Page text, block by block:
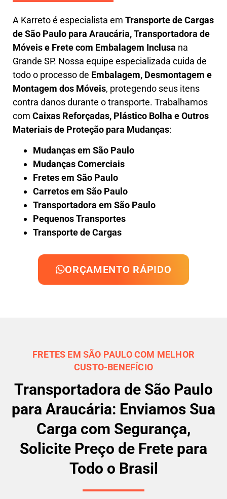
A Karretoé especialista em Transporte de Cargas
de São Paulo para Araucária,Transportadora de
Móveis e Frete com Embalagem Inclusa na
Grande SP. Nossa equipe especializada cuida de
todo o processo de Embalagem, Desmontagem e
Montagem dos Móveis, protegendo seus itens
contra danos durante o transporte. Trabalhamos
com Caixas Reforçadas, Plástico Bolha e Outros
Materiais de Proteção para Mudanças:
Mudanças em São Paulo
Mudanças Comerciais
Fretes em São Paulo
Carretos em São Paulo
Transportadora em São Paulo
Pequenos Transportes
Transporte de Cargas
ORÇAMENTO RÁPIDO
FRETES EM SÃO PAULO COM MELHOR
CUSTO-BENEFÍCIO
Transportadora de São Paulo
para Araucária: Enviamos Sua
Carga com Segurança,
Solicite Preço de Frete para
Todo o Brasil